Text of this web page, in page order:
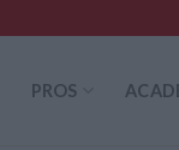
PROS